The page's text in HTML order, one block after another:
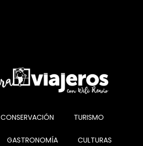
CONSERVACIÓN TURISMO
GASTRONOMÍA CULTURAS